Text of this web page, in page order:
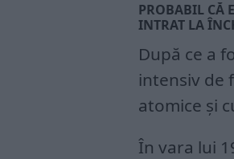
PROBABIL CĂ
INTRAT LA
După ce a
intensiv de
atomice și
În vara lui